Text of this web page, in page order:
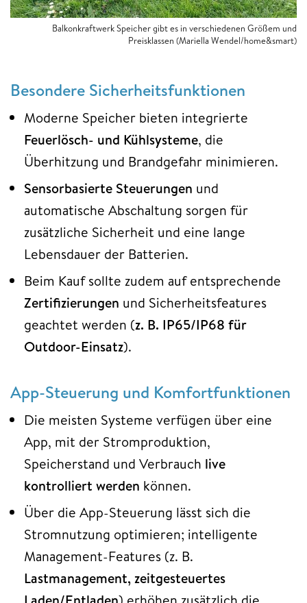
Balkonkraftwerk Speicher gibt es in verschiedenen Größem und
Preisklassen (Mariella Wendel/home&smart)
Besondere Sicherheitsfunktionen
Moderne Speicher bieten integrierte
Feuerlösch- und Kühlsysteme, die
Überhitzung und Brandgefahr minimieren.​
Sensorbasierte Steuerungen und
automatische Abschaltung sorgen für
zusätzliche Sicherheit und eine lange
Lebensdauer der Batterien.​
Beim Kauf sollte zudem auf entsprechende
Zertifizierungen und Sicherheitsfeatures
geachtet werden (z. B. IP65/IP68 für
Outdoor-Einsatz).​
App-Steuerung und Komfortfunktionen
Die meisten Systeme verfügen über eine
App, mit der Stromproduktion,
Speicherstand und Verbrauch live
kontrolliert werden können.​
Über die App-Steuerung lässt sich die
Stromnutzung optimieren; intelligente
Management-Features (z. B.
Lastmanagement, zeitgesteuertes